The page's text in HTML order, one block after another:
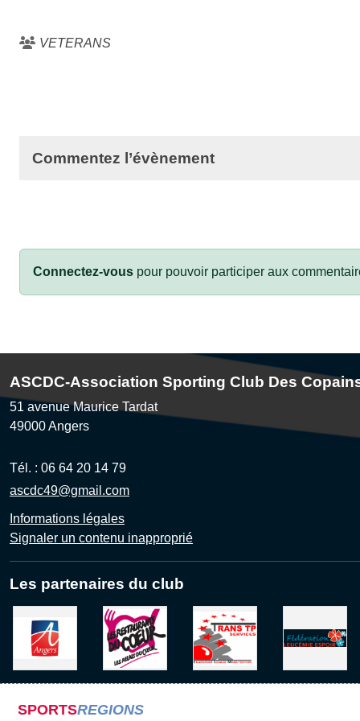
VETERANS
Commentez l’évènement
Connectez-vous pour pouvoir participer aux
ASCDC-Association Sporting Club Des
51 avenue Maurice Tardat
49000Angers
Tél. : 06 64 20 14 79
ascdc49@gmail.com
Informations légales
Signaler un contenu inapproprié
Les partenaires du club
SPORTSREGIONS